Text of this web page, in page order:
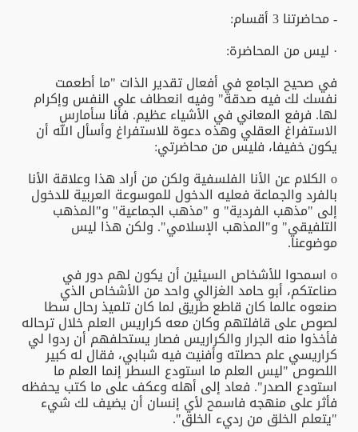
- محاضرتنا 3 أقسام:
· ليس من المحاضرة:
في صحيح الجامع في أفعال تقدير الذات "ما أطعمت
نفسك لك فيه صدقة" وفيه انعطاف على النفس وإكرام
لها. فرفع المعاني في الأشياء عظيم. فأنا سأمارس
الاستفراغ العقلي وهذه دعوة للاستفراغ وأسأل الله أن
يكون خفيفا، فليس من محاضرتي:
o الكلام عن الأنا الفلسفية ولكن من أراد هذا وعلاقة الأنا
بالفرد والجماعة فعليه الدخول للموسوعة العربية للدخول
إلى "مذهب الفردية" و "مذهب الجماعية" و"المذهب
التلفيقي" و"المذهب الإسلامي". ولكن هذا ليس
موضوعنا.
o اسمحوا للأشخاص السيئين أن يكون لهم دور في
صناعتكم، أبو حامد الغزالي واحد من الأشخاص الذي
صنعوه عالما كان قاطع طريق لما كان تلميذ رحال سطا
لصوص على قافلتهم وكان معه كراريس العلم خلال ترحاله
فأخذوا منه الجرار والكراريس فصار يستحلفهم أن ردوا لي
كراريسي علم حصلته وأفنيت فيه شبابي، فقال له كبير
اللصوص "ليس العلم ما استودع السطر إنما العلم ما
استودع الصدر". فعاد إلى أهله وعكف على ما كتب يحفظه
فأثر على منهجه فاسمح لأي إنسان أن يضيف لك شيء
"يتعلم الخلق من رديء الخلق".